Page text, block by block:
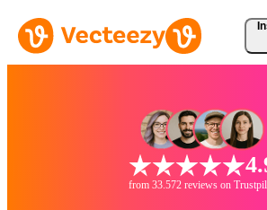
from 33.572 reviews on